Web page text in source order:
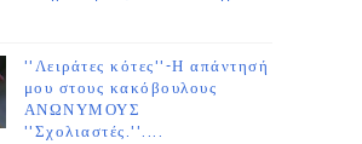
''Λειράτες κότες''-Η απάντησή
μου στους κακόβουλους
ΑΝΩΝΥΜΟΥΣ
''Σχολιαστές.''....